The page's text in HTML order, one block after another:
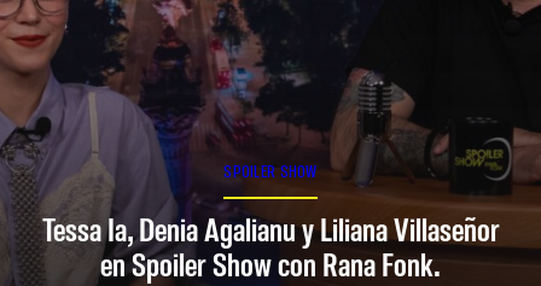
SPOILER SHOW
Tessa Ia, Denia Agalianu y Liliana Villaseñor
en Spoiler Show con Rana Fonk.